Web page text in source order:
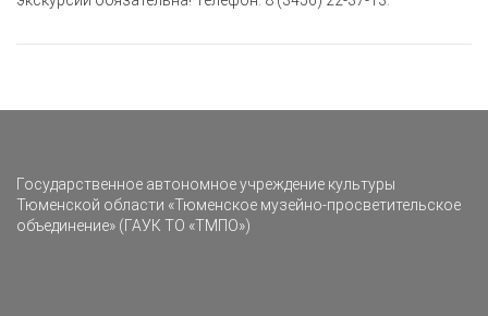
Государственное автономное учреждение культуры
Тюменской области «Тюменское музейно-просветительское
объединение» (ГАУК ТО «ТМПО»)